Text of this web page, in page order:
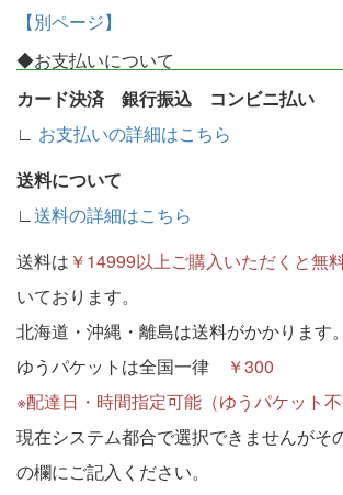
【別ページ】
◆お支払いについて
カード決済 銀行振込 コンビニ払い
∟ お支払いの詳細はこちら
送料について
∟送料の詳細はこちら
送料は ￥14999以上ご購入いただくと無
いております。
北海道・沖縄・離島は送料がかかります。
ゆうパケットは全国一律
￥300
※配達日・時間指定可能（ゆうパケット不
現在システム都合で選択できませんがそ
の欄にご記入ください。